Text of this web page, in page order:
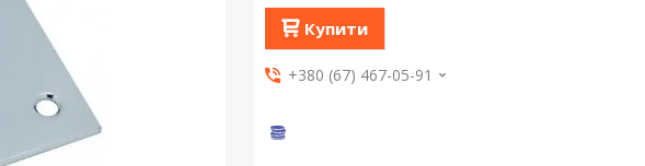
Купити
+380 (67) 467-05-91